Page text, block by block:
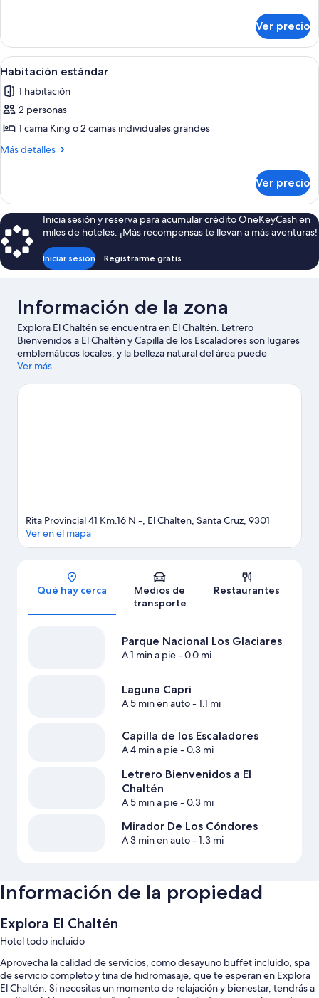
estudio
Ver precio
Abrir
todas
las
fotos
de
Habitación
Un dormitorio con un ventanal que
4
Habitación estándar
1 habitación
2 personas
1 cama King o 2 camas individuales grandes
Más detalles
Más
estándar
Ver precio
Inicia sesión y reserva para acumular crédito OneKeyCash en
miles de hoteles. ¡Más recompensas te llevan a más aventuras!
Iniciar sesión Registrarme gratis
Información de la zona
Explora El Chaltén se encuentra en El Chaltén. Letrero
Bienvenidos a El Chaltén y Capilla de los Escaladores son lugares
emblemáticos locales, y la belleza natural del área puede
apreciarse en Parque Nacional Los Glaciares y Cascada Salto El
Ver más
Sección del mapa
Rita Provincial 41 Km.16 N -, El Chalten, Santa Cruz, 9301
Ver en el mapa
Qué hay cerca
Medios de
transporte
Restaurantes
Parque Nacional Los Glaciares
A 1 min a pie- 0.0 mi
Laguna Capri
A 5 min en auto- 1.1 mi
Capilla de los Escaladores
A 4 min a pie- 0.3 mi
Letrero Bienvenidos a El
Chaltén
A 5 min a pie- 0.3 mi
Mirador De Los Cóndores
A 3 min en auto- 1.3 mi
Información de la propiedad
Explora El Chaltén
Hotel todo incluido
Aprovecha la calidad de servicios, como desayuno buffet incluido, spa
de servicio completo y tina de hidromasaje, que te esperan en Explora
El Chaltén. Si necesitas un momento de relajación y bienestar, tendrás a